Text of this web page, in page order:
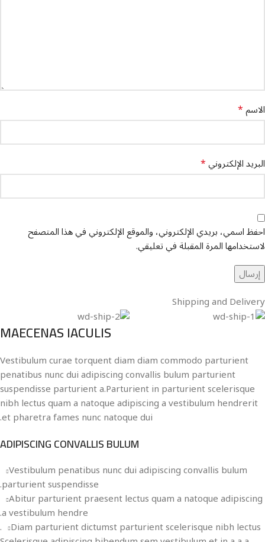
الاسم*
البريد الإلكتروني*
احفظ اسمي، بريدي الإلكتروني، والموقع الإلكتروني في هذا المتصفح
لاستخدامها المرة المقبلة في تعليقي.
Shipping and Delivery
MAECENAS IACULIS
Vestibulum curae torquent diam diam commodo parturient
penatibus nunc dui adipiscing convallis bulum parturient
suspendisse parturient a.Parturient in parturient scelerisque
nibh lectus quam a natoque adipiscing a vestibulum hendrerit
et pharetra fames nunc natoque dui.
ADIPISCING CONVALLIS BULUM
Vestibulum penatibus nunc dui adipiscing convallis bulum
parturient suspendisse.
Abitur parturient praesent lectus quam a natoque adipiscing
a vestibulum hendre.
Diam parturient dictumst parturient scelerisque nibh lectus.